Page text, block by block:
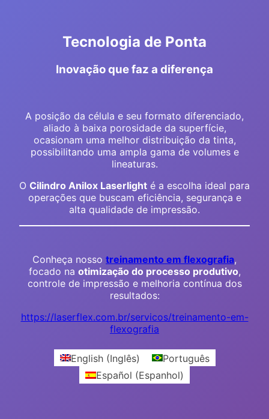
Tecnologia de Ponta
Inovação que faz a diferença
A posição da célula e seu formato diferenciado,
aliado à baixa porosidade da superfície,
ocasionam uma melhor distribuição da tinta,
possibilitando uma ampla gama de volumes e
lineaturas.
O Cilindro Anilox Laserlight é a escolha ideal para
operações que buscam eficiência, segurança e
alta qualidade de impressão.
Conheça nosso treinamento em flexografia,
focado na otimização do processo produtivo,
controle de impressão e melhoria contínua dos
resultados:
https://laserflex.com.br/servicos/treinamento-em-
flexografia
English(Inglês)
Português
Español (Espanhol)